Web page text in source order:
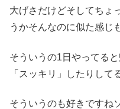
大げさだけどそしてちょ
うかそんなのに似た感じ
そういうの1日やってる
「スッキリ」したりして
そういうのも好きですね